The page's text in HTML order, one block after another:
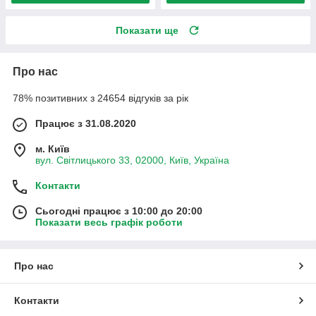
Показати ще
Про нас
78% позитивних з 24654 відгуків за рік
Працює з 31.08.2020
м. Київ
вул. Світлицького 33, 02000, Київ, Україна
Контакти
Сьогодні працює з 10:00 до 20:00
Показати весь графік роботи
Про нас
Контакти